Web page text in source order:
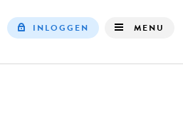
INLOGGEN MENU